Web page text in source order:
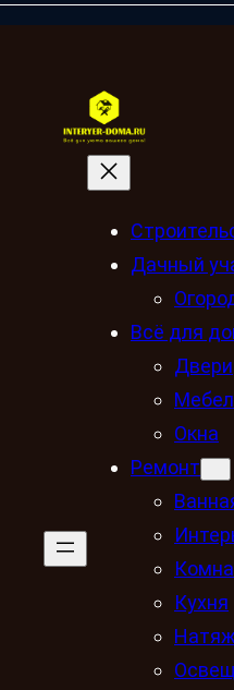
Дачный
Всё для
Двери
Окна
Ремонт
Кухня